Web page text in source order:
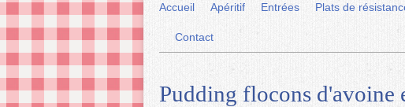
Accueil Apéritif Entrées Plats de
Contact
Pudding flocons d'avoine